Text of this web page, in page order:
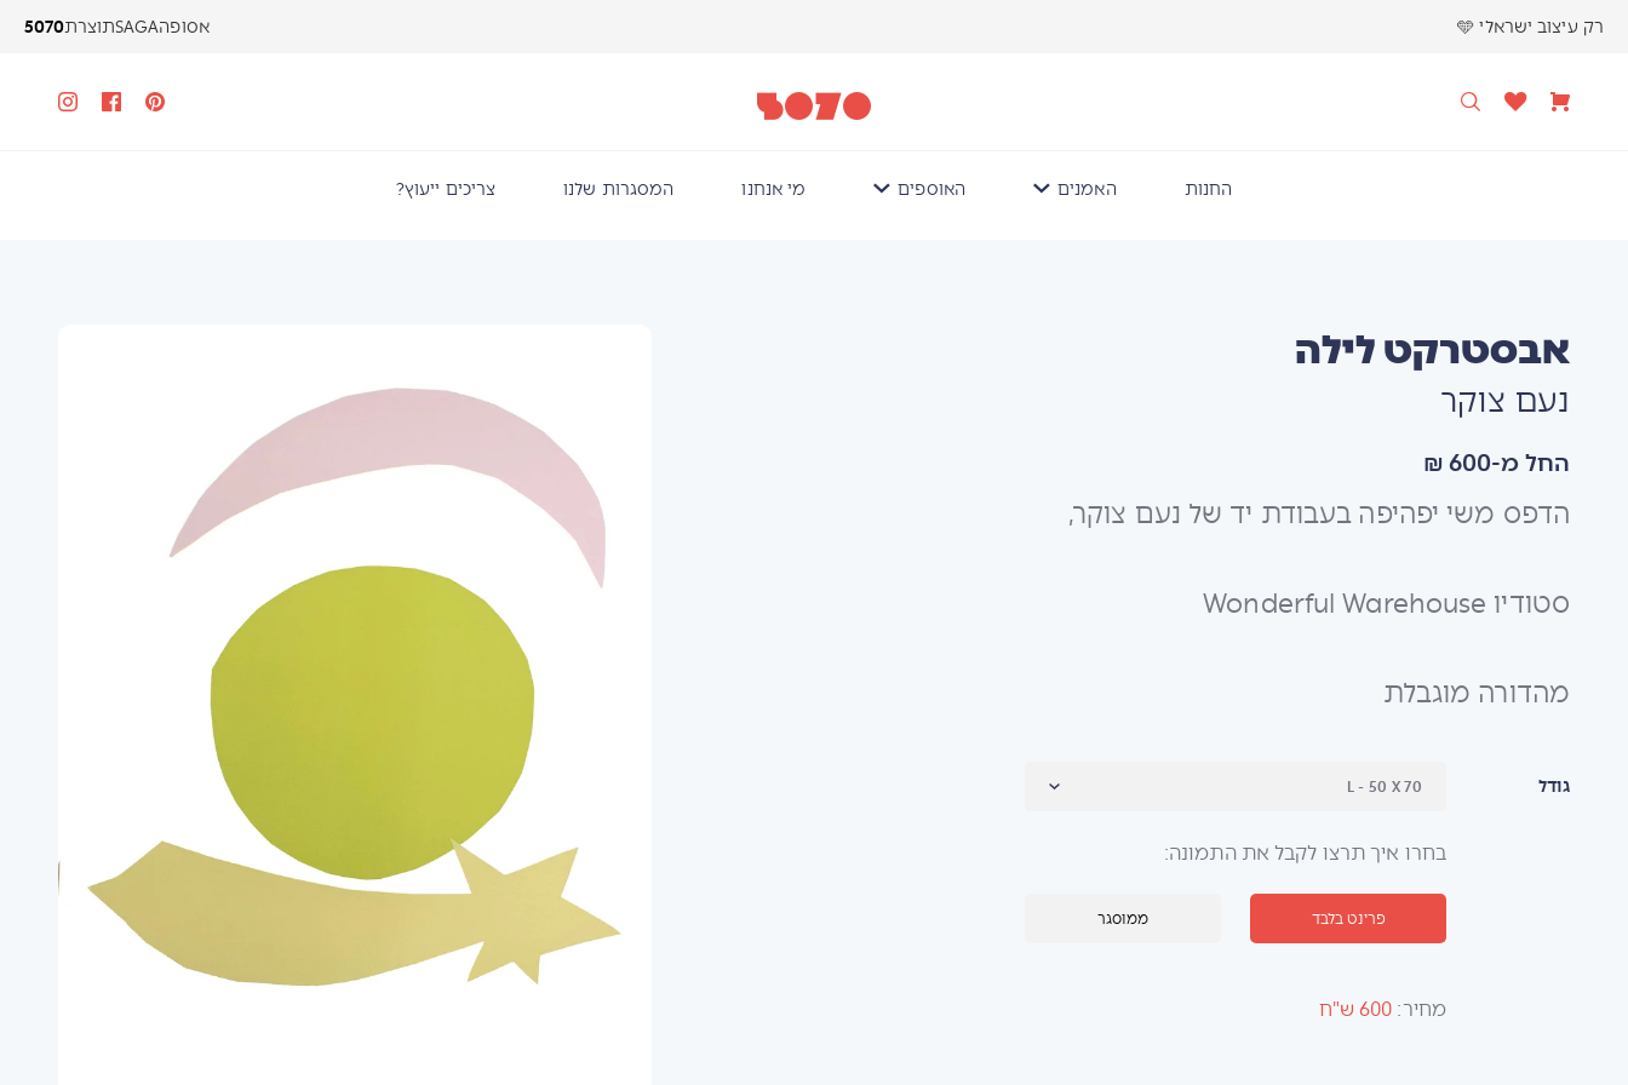
רק עיצוב ישראלי 🩵 אסופהSAGAתוצרת5070
החנות האמנים האוספים מי אנחנו המסגרות שלנו צריכים ייעוץ?
אבסטרקט לילה
נעם צוקר
החל מ-600 ₪
הדפס משי יפהיפה בעבודת יד של נעם צוקר,
סטודיו Wonderful Warehouse
מהדורה מוגבלת
גודל
בחרו איך תרצו לקבל את התמונה:
פרינט בלבד ממוסגר
מחיר: 600 ש"ח